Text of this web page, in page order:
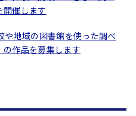
開催します
地域の図書館を使った調べ
作品を募集します